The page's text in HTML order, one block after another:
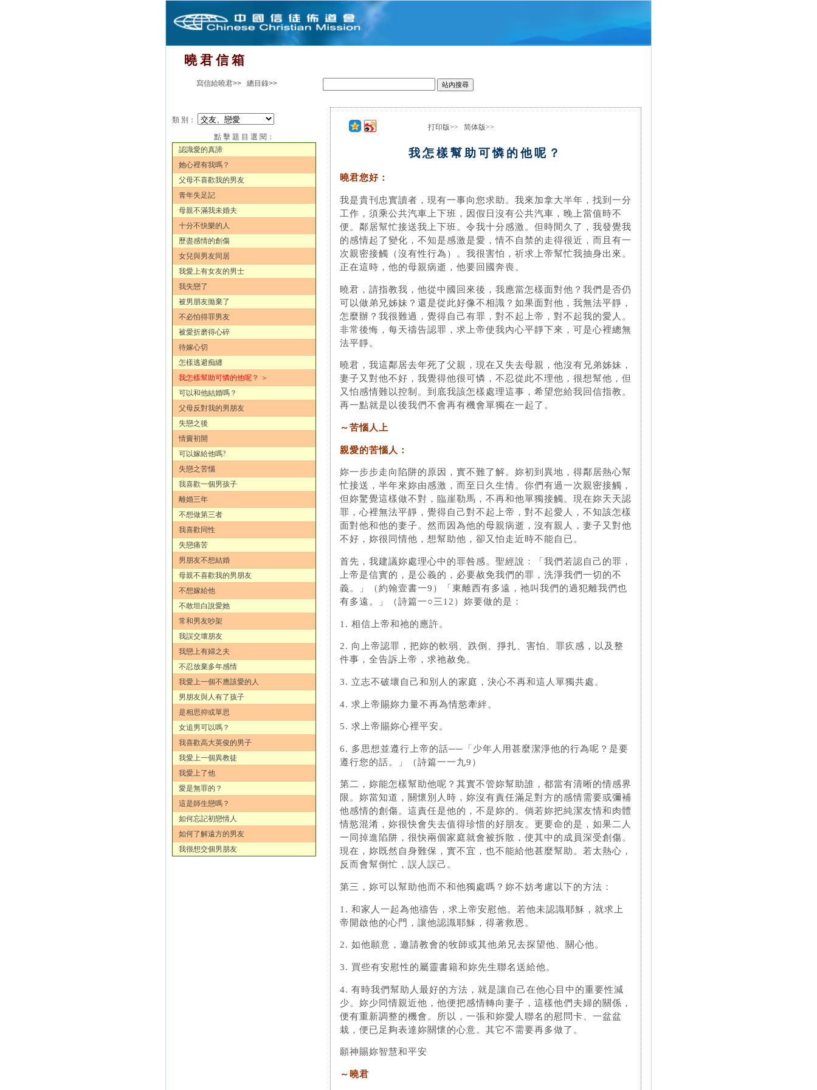
曉 君 信 箱
寫信給曉君>> 總目錄>>
類 別：
點 擊 題 目 選 閱：
認識愛的真諦
她心裡有我嗎？
父母不喜歡我的男友
青年失足記
母親不滿我未婚夫
十分不快樂的人
歷盡感情的創傷
女兒與男友同居
我愛上有女友的男士
我失戀了
被男朋友拋棄了
不必怕得罪男友
被愛折磨得心碎
待嫁心切
怎樣逃避痴纏
我怎樣幫助可憐的他呢？ ＞
可以和他結婚嗎？
父母反對我的男朋友
失戀之後
情竇初開
可以嫁給他嗎?
失戀之苦惱
我喜歡一個男孩子
離婚三年
不想做第三者
我喜歡同性
失戀痛苦
男朋友不想結婚
母親不喜歡我的男朋友
不想嫁給他
不敢坦白說愛她
常和男友吵架
我誤交壞朋友
我戀上有婦之夫
不忍放棄多年感情
我愛上一個不應該愛的人
男朋友與人有了孩子
是相思抑或單思
女追男可以嗎？
我喜歡高大英俊的男子
我愛上一個異教徒
我愛上了他
愛是無罪的？
這是師生戀嗎？
如何忘記初戀情人
如何了解遠方的男友
我很想交個男朋友
打印版>> 简体版>>
我怎樣幫助可憐的他呢？
曉君您好：
我是貴刊忠實讀者，現有一事向您求助。我來加拿大半年，找到一分
工作，須乘公共汽車上下班，因假日沒有公共汽車，晚上當值時不
便。鄰居幫忙接送我上下班。令我十分感激。但時間久了，我發覺我
的感情起了變化，不知是感激是愛，情不自禁的走得很近，而且有一
次親密接觸（沒有性行為）。我很害怕，祈求上帝幫忙我抽身出來。
正在這時，他的母親病逝，他要回國奔喪。
曉君，請指教我，他從中國回來後，我應當怎樣面對他？我們是否仍
可以做弟兄姊妹？還是從此好像不相識？如果面對他，我無法平靜，
怎麼辦？我很難過，覺得自己有罪，對不起上帝，對不起我的愛人。
非常後悔，每天禱告認罪，求上帝使我內心平靜下來，可是心裡總無
法平靜。
曉君，我這鄰居去年死了父親，現在又失去母親，他沒有兄弟姊妹，
妻子又對他不好，我覺得他很可憐，不忍從此不理他，很想幫他，但
又怕感情難以控制。到底我該怎樣處理這事，希望您給我回信指教。
再一點就是以後我們不會再有機會單獨在一起了。
～苦惱人上
親愛的苦惱人：
妳一步步走向陷阱的原因，實不難了解。妳初到異地，得鄰居熱心幫
忙接送，半年來妳由感激，而至日久生情。你們有過一次親密接觸，
但妳驚覺這樣做不對，臨崖勒馬，不再和他單獨接觸。現在妳天天認
罪，心裡無法平靜，覺得自己對不起上帝，對不起愛人，不知該怎樣
面對他和他的妻子。然而因為他的母親病逝，沒有親人，妻子又對他
不好，妳很同情他，想幫助他，卻又怕走近時不能自已。
首先，我建議妳處理心中的罪咎感。聖經說：「我們若認自己的罪，
上帝是信實的，是公義的，必要赦免我們的罪，洗淨我們一切的不
義。」（約翰壹書一9）「東離西有多遠，祂叫我們的過犯離我們也
有多遠。」（詩篇一○三12）妳要做的是：
1. 相信上帝和祂的應許。
2. 向上帝認罪，把妳的軟弱、跌倒、掙扎、害怕、罪疚感，以及整
件事，全告訴上帝，求祂赦免。
3. 立志不破壞自己和別人的家庭，決心不再和這人單獨共處。
4. 求上帝賜妳力量不再為情慾牽絆。
5. 求上帝賜妳心裡平安。
6. 多思想並遵行上帝的話──「少年人用甚麼潔淨他的行為呢？是要
遵行您的話。」（詩篇一一九9）
第二，妳能怎樣幫助他呢？其實不管妳幫助誰，都當有清晰的情感界
限。妳當知道，關懷別人時，妳沒有責任滿足對方的感情需要或彌補
他感情的創傷。這責任是他的，不是妳的。倘若妳把純潔友情和肉體
情慾混淆，妳很快會失去值得珍惜的好朋友。更要命的是，如果二人
一同掉進陷阱，很快兩個家庭就會被拆散，使其中的成員深受創傷。
現在，妳既然自身難保，實不宜，也不能給他甚麼幫助。若太熱心，
反而會幫倒忙，誤人誤己。
第三，妳可以幫助他而不和他獨處嗎？妳不妨考慮以下的方法：
1. 和家人一起為他禱告，求上帝安慰他。若他未認識耶穌，就求上
帝開啟他的心門，讓他認識耶穌，得著救恩。
2. 如他願意，邀請教會的牧師或其他弟兄去探望他、關心他。
3. 買些有安慰性的屬靈書籍和妳先生聯名送給他。
4. 有時我們幫助人最好的方法，就是讓自己在他心目中的重要性減
少。妳少同情親近他，他便把感情轉向妻子，這樣他們夫婦的關係，
便有重新調整的機會。所以，一張和妳愛人聯名的慰問卡、一盆盆
栽，便已足夠表達妳關懷的心意。其它不需要再多做了。
願神賜妳智慧和平安
～曉君